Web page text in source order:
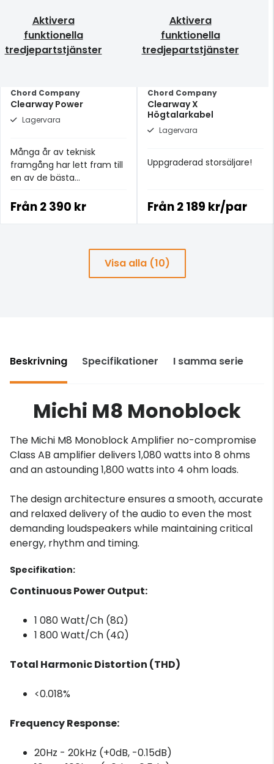
Aktivera
funktionella
tredjepartstjänster
Chord Company
Clearway Power
Lagervara
Många år av teknisk
framgång har lett fram till
en av de bästa
prisklassen.
Från2 390 kr
Aktivera
funktionella
tredjepartstjänster
Chord Company
Clearway X
Högtalarkabel
Lagervara
Uppgraderad storsäljare!
Från2 189 kr/par
Visa alla (10)
Beskrivning Specifikationer I samma serie
Michi M8 Monoblock
The Michi M8 Monoblock Amplifier no-compromise
Class AB amplifier delivers 1,080 watts into 8 ohms
and an astounding 1,800 watts into 4 ohm loads.
The design architecture ensures a smooth, accurate
and relaxed delivery of the audio to even the most
demanding loudspeakers while maintaining critical
energy, rhythm and timing.
Specifikation:
Continuous Power Output:
1 080 Watt/Ch (8Ω)
1 800 Watt/Ch (4Ω)
Total Harmonic Distortion (THD)
<0.018%
Frequency Response:
20Hz - 20kHz (+0dB, -0.15dB)